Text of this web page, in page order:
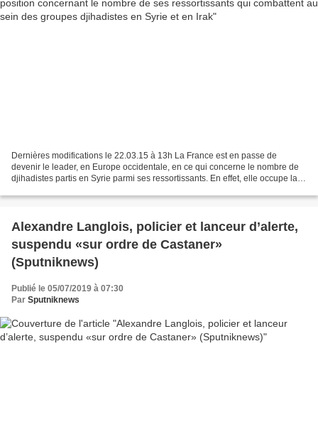
Dernières modifications le 22.03.15 à 13h La France est en passe de
devenir le leader, en Europe occidentale, en ce qui concerne le nombre de
djihadistes partis en Syrie parmi ses ressortissants. En effet, elle occupe la
Alexandre Langlois, policier et lanceur d’alerte,
suspendu «sur ordre de Castaner»
(Sputniknews)
Publié le 05/07/2019 à 07:30
Par Sputniknews